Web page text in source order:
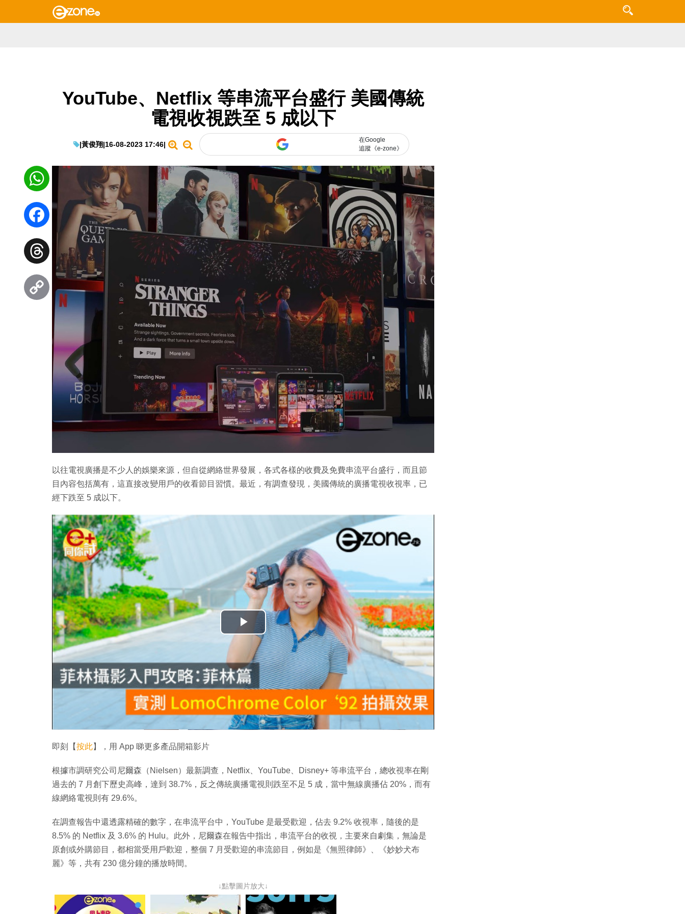
YouTube、Netflix 等串流平台盛行 美國傳統
電視收視跌至 5 成以下
|黃俊翔|16-08-2023 17:46|
在Google
追蹤《e-zone》
以往電視廣播是不少人的娛樂來源，但自從網絡世界發展，各式各樣的收費及免費串流平台盛行，而且節
目內容包括萬有，這直接改變用戶的收看節目習慣。最近，有調查發現，美國傳統的廣播電視收視率，已
經下跌至 5 成以下。
播
放
影
片
即刻【按此】，用 App 睇更多產品開箱影片
根據市調研究公司尼爾森（Nielsen）最新調查，Netflix、YouTube、Disney+ 等串流平台，總收視率在剛
過去的 7 月創下歷史高峰，達到 38.7%，反之傳統廣播電視則跌至不足 5 成，當中無線廣播佔 20%，而有
線網絡電視則有 29.6%。
在調查報告中還透露精確的數字，在串流平台中，YouTube 是最受歡迎，佔去 9.2% 收視率，隨後的是
8.5% 的 Netflix 及 3.6% 的 Hulu。此外，尼爾森在報告中指出，串流平台的收視，主要來自劇集，無論是
原創或外購節目，都相當受用戶歡迎，整個 7 月受歡迎的串流節目，例如是《無照律師》、《妙妙犬布
麗》等，共有 230 億分鐘的播放時間。
↓點擊圖片放大↓
WhatsApp
Facebook
Threads
Copy